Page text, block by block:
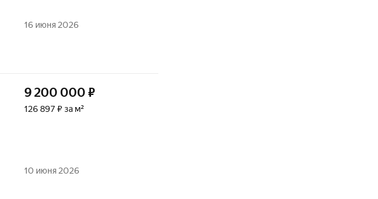
16 июня 2026
9 200 000 ₽
126 897 ₽ за м²
10 июня 2026